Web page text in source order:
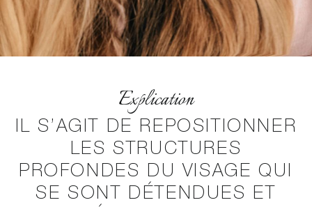
Explication
IL S’AGIT DE REPOSITIONNER
LES STRUCTURES
PROFONDES DU VISAGE QUI
SE SONT DÉTENDUES ET